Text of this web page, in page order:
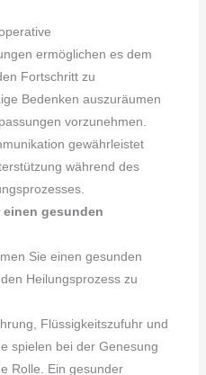
ermöglichen es dem
Fortschritt zu
Bedenken auszuräumen
vorzunehmen.
gewährleistet
während des
gesunden
Sie einen gesunden
Heilungsprozess zu
Flüssigkeitszufuhr und
spielen bei der Genesung
Rolle. Ein gesunder